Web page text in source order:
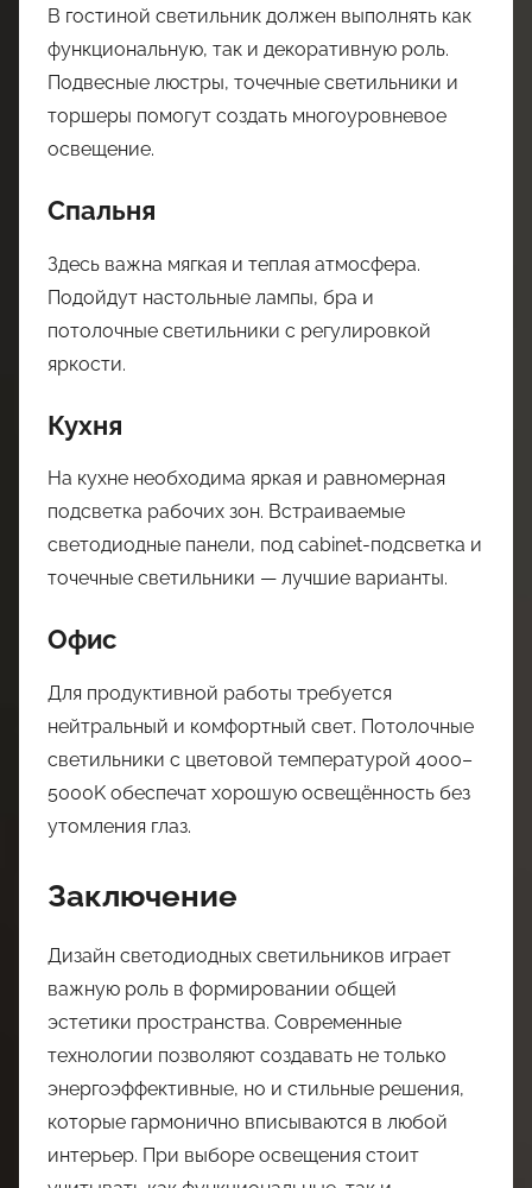
В гостиной светильник должен выполнять как
функциональную, так и декоративную роль.
Подвесные люстры, точечные светильники и
торшеры помогут создать многоуровневое
освещение.
Спальня
Здесь важна мягкая и теплая атмосфера.
Подойдут настольные лампы, бра и
потолочные светильники с регулировкой
яркости.
Кухня
На кухне необходима яркая и равномерная
подсветка рабочих зон. Встраиваемые
светодиодные панели, под cabinet-подсветка и
точечные светильники — лучшие варианты.
Офис
Для продуктивной работы требуется
нейтральный и комфортный свет. Потолочные
светильники с цветовой температурой 4000–
5000K обеспечат хорошую освещённость без
утомления глаз.
Заключение
Дизайн светодиодных светильников играет
важную роль в формировании общей
эстетики пространства. Современные
технологии позволяют создавать не только
энергоэффективные, но и стильные решения,
которые гармонично вписываются в любой
интерьер. При выборе освещения стоит